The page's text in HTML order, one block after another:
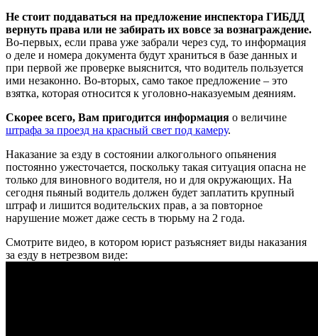
Не стоит поддаваться на предложение инспектора ГИБДД
вернуть права или не забирать их вовсе за вознаграждение.
Во-первых, если права уже забрали через суд, то информация
о деле и номера документа будут храниться в базе данных и
при первой же проверке выяснится, что водитель пользуется
ими незаконно. Во-вторых, само такое предложение – это
взятка, которая относится к уголовно-наказуемым деяниям.
Скорее всего, Вам пригодится информация о величине
штрафа за проезд на красный свет под камеру.
Наказание за езду в состоянии алкогольного опьянения
постоянно ужесточается, поскольку такая ситуация опасна не
только для виновного водителя, но и для окружающих. На
сегодня пьяный водитель должен будет заплатить крупный
штраф и лишится водительских прав, а за повторное
нарушение может даже сесть в тюрьму на 2 года.
Смотрите видео, в котором юрист разъясняет виды наказания
за езду в нетрезвом виде: